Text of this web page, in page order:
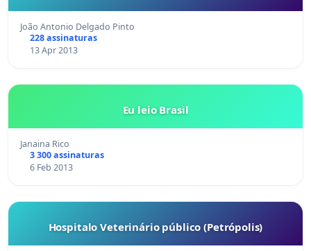
João Antonio Delgado Pinto
228 assinaturas
13 Apr 2013
Eu leio Brasil
Janaina Rico
3 300 assinaturas
6 Feb 2013
Hospitalo Veterinário público (Petrópolis)